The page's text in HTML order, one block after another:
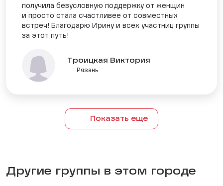
получила безусловную поддержку от женщин
и просто стала счастливее от совместных
встреч! Благодарю Ирину и всех участниц группы
за этот путь!
Троицкая Виктория
Рязань
Показать еще
Другие группы в этом городе